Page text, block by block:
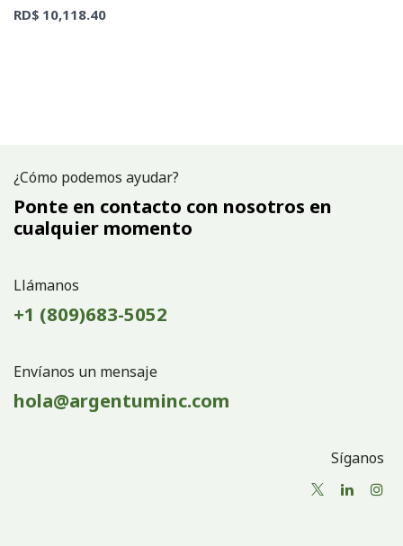
RD$ 10,118.40
¿Cómo podemos ayudar?
Ponte en contacto con nosotros en
cualquier momento
Llámanos
+1 (809)683-5052
Envíanos un mensaje
hola@argentuminc.com
Síganos